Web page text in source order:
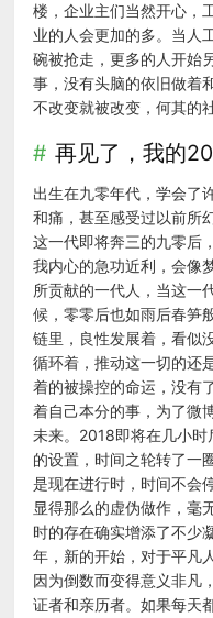
楼，企业主们当然开心，
业的人会更加的多。当人
碗被抢走，更多的人开始
事，没有头脑的依旧做着
不改变就被改变，何其的
再见了，我的
出生在九零年代，学会了
和痛，甚至感受过以前所
这一代即将奔三的九零后
我内心的急功近利，会像
所贡献的一代人，当这一
候，零零后也如雨后春笋
链里，良性发展着，看似
循环着，推动这一切的还
着的被操控的命运，没有
着自己本分的事，为了微
未来。2018即将在几小
的设置，时间之轮转了一
是现在进行时，时间不会
显得那么的虚伪做作，毫
时的存在确实增添了不少
年，新的开始，对于平凡
因为倒数而变得意义非凡
证者和亲历者。如果每天